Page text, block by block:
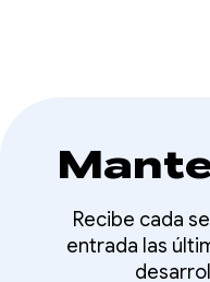
Recibe cada
entrada las